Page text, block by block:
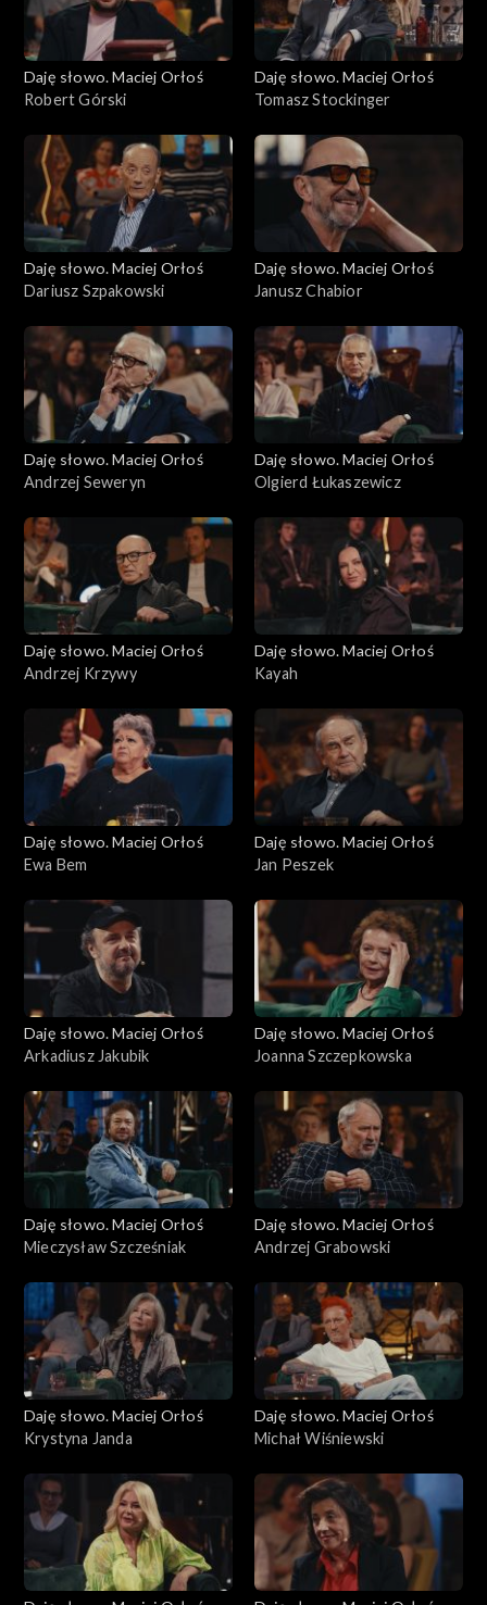
Daję słowo. Maciej Orłoś
Robert Górski
Daję słowo. Maciej Orłoś
Tomasz Stockinger
Daję słowo. Maciej Orłoś
Dariusz Szpakowski
Daję słowo. Maciej Orłoś
Janusz Chabior
Daję słowo. Maciej Orłoś
Andrzej Seweryn
Daję słowo. Maciej Orłoś
Olgierd Łukaszewicz
Daję słowo. Maciej Orłoś
Andrzej Krzywy
Daję słowo. Maciej Orłoś
Kayah
Daję słowo. Maciej Orłoś
Ewa Bem
Daję słowo. Maciej Orłoś
Jan Peszek
Daję słowo. Maciej Orłoś
Arkadiusz Jakubik
Daję słowo. Maciej Orłoś
Joanna Szczepkowska
Daję słowo. Maciej Orłoś
Mieczysław Szcześniak
Daję słowo. Maciej Orłoś
Andrzej Grabowski
Daję słowo. Maciej Orłoś
Krystyna Janda
Daję słowo. Maciej Orłoś
Michał Wiśniewski